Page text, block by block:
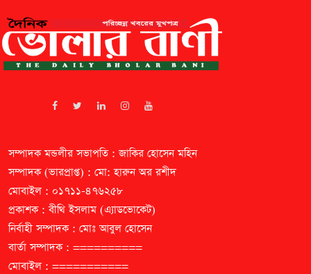
eduboardresult.gov.bd ও
educationboardresults.gov.bd — থেকেও
ফলাফল জানা যাবে। এসএমএসে যেভাবে ফল জানা যাবে
মোবাইলে যেকোনো সিম ব্যবহার করে এসএমএসের
অক্ষর, এরপর রোল নম্বর লিখতে হবে। এরপর স্পেস দিয়ে
ঢাকা শিক্ষা বোর্ডের পরীক্ষার্থীদের ক্ষেত্রে এসএমএসের
ফরম্যাট হবে SSC DHA ROLL YEAR। মাদরাসা
বোর্ডের অধীন দাখিল পরীক্ষার্থীদের ফল জানতে SSC
MAD ROLL YEAR লিখে ১৬১৪০ নম্বরে পাঠাতে
হবে। আর কারিগরি শিক্ষা বোর্ডের পরীক্ষার্থীদের SSC
TEC ROLL YEAR লিখে একই নম্বরে এসএমএস
পাঠাতে হবে। প্রতিটি এসএমএসের জন্য ১ টাকা ৩৯ পয়সা
চার্জ প্রযোজ্য হবে। এই চার্জের মধ্যে সব ধরনের কর
অন্তর্ভুক্ত রয়েছে। খাতা চ্যালেঞ্জ আবেদন শুরু ১১ আগস্ট
ফল প্রকাশের পর কোনো পরীক্ষার্থী অসন্তুষ্ট বা খারাপ
সম্পাদক মন্ডলীর সভাপতি : জাকির হোসেন মহিন
সম্পাদক (ভারপ্রাপ্ত) : মো: হারুন অর রশীদ
মোবাইল : ০১৭১১-৪৭৬২৫৮
প্রকাশক : বীথি ইসলাম (এ্যাডভোকেট)
নির্বাহী সম্পাদক : মোঃ আবুল হোসেন
বার্তা সম্পাদক : ==========
মোবাইল : ===========